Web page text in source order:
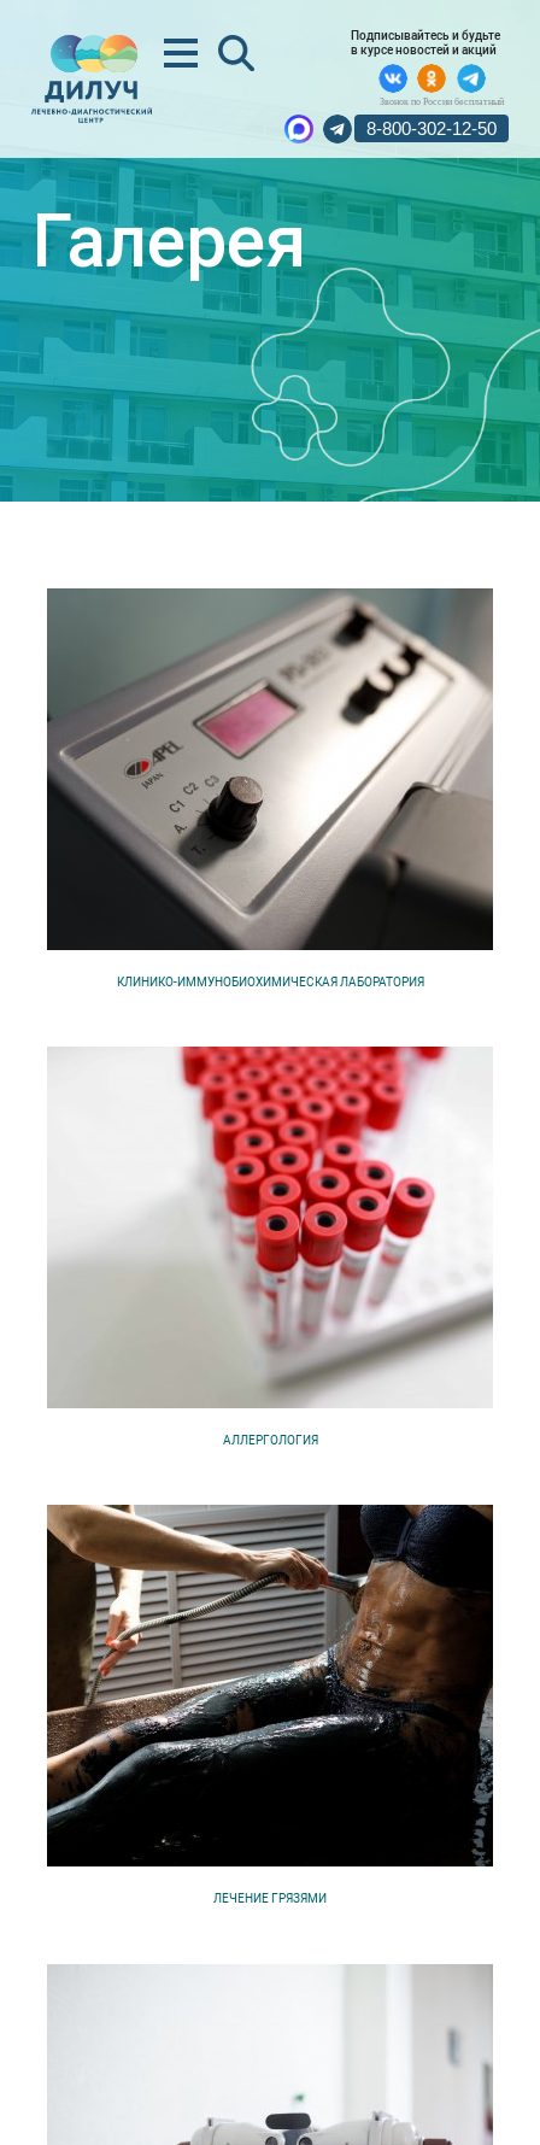
Подписывайтесь и будьте
в курсе новостей и акций
Звонок по России бесплатный
8-800-302-12-50
Галерея
КЛИНИКО-ИММУНОБИОХИМИЧЕСКАЯ ЛАБОРАТОРИЯ
АЛЛЕРГОЛОГИЯ
ЛЕЧЕНИЕ ГРЯЗЯМИ